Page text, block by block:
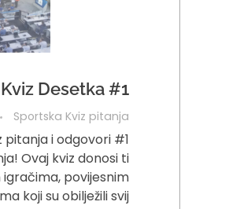
Desetka #1
Sportska Kviz pitanja
pitanja i odgovori #1
Ovaj kviz donosi ti
igračima, povijesnim
koji su obilježili svij